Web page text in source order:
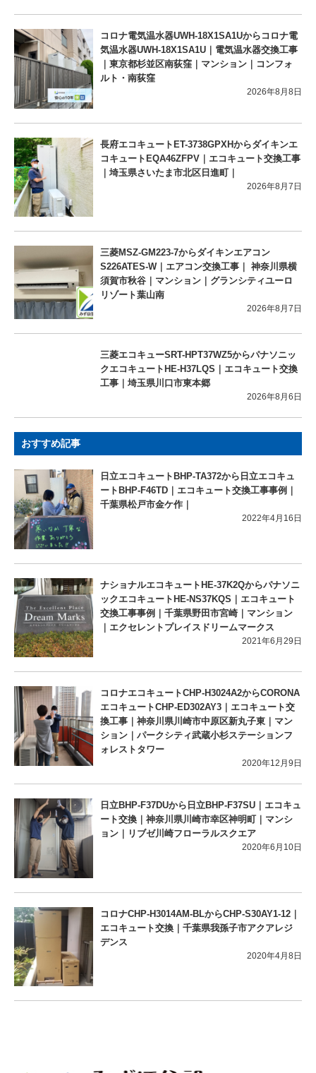
コロナ電気温水器UWH-18X1SA1Uからコロナ電
気温水器UWH-18X1SA1U｜電気温水器交換工事
｜東京都杉並区南荻窪｜マンション｜コンフォ
ルト・南荻窪
2026年8月8日
長府エコキュートET-3738GPXHからダイキンエ
コキュートEQA46ZFPV｜エコキュート交換工事
｜埼玉県さいたま市北区日進町｜
2026年8月7日
三菱MSZ-GM223-7からダイキンエアコン
S226ATES-W｜エアコン交換工事｜ 神奈川県横
須賀市秋谷｜マンション｜グランシティユーロ
リゾート葉山南
2026年8月7日
三菱エコキューSRT-HPT37WZ5からパナソニッ
クエコキュートHE-H37LQS｜エコキュート交換
工事｜埼玉県川口市東本郷
2026年8月6日
おすすめ記事
日立エコキュートBHP-TA372から日立エコキュ
ートBHP-F46TD｜エコキュート交換工事事例｜
千葉県松戸市金ケ作｜
2022年4月16日
ナショナルエコキュートHE-37K2Qからパナソニ
ックエコキュートHE-NS37KQS｜エコキュート
交換工事事例｜千葉県野田市宮崎｜マンション
｜エクセレントプレイスドリームマークス
2021年6月29日
コロナエコキュートCHP-H3024A2からCORONA
エコキュートCHP-ED302AY3｜エコキュート交
換工事｜神奈川県川崎市中原区新丸子東｜マン
ション｜パークシティ武蔵小杉ステーションフ
ォレストタワー
2020年12月9日
日立BHP-F37DUから日立BHP-F37SU｜エコキュ
ート交換｜神奈川県川崎市幸区神明町｜マンシ
ョン｜リブゼ川崎フローラルスクエア
2020年6月10日
コロナCHP-H3014AM-BLからCHP-S30AY1-12｜
エコキュート交換｜千葉県我孫子市アクアレジ
デンス
2020年4月8日